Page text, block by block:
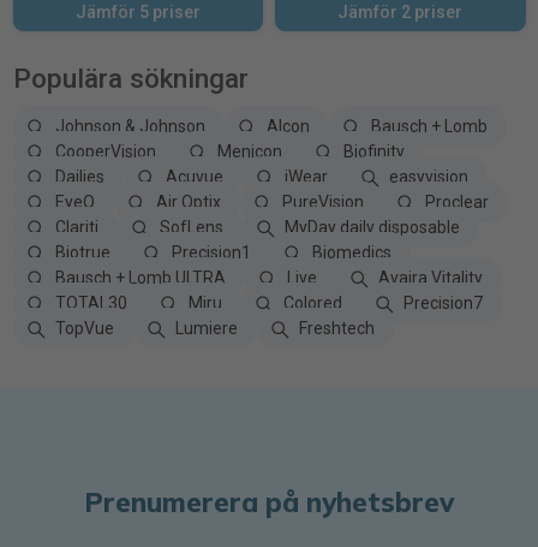
Jämför 5 priser Jämför 2 priser
Populära sökningar
Johnson & Johnson Alcon
Bausch + Lomb
CooperVision
Menicon
Biofinity
Dailies
Acuvue iWear
easyvision
EyeQ
Air Optix PureVision
Proclear
Clariti
SofLens
MyDay daily disposable
Biotrue
Precision1
Biomedics
Bausch + Lomb ULTRA
Live
Avaira Vitality
TOTAL30
Miru Colored
Precision7
TopVue
Lumiere Freshtech
Prenumerera på nyhetsbrev